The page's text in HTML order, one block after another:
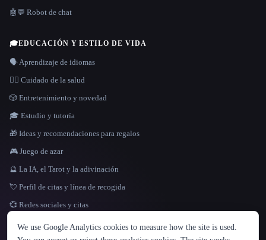
IDIOMA
English español Français Русский 简体中文
🤖💬 Robot de chat
🎓EDUCACIÓN Y ESTILO DE VIDA
🗣️ Aprendizaje de idiomas
👩‍⚕️ Cuidado de la salud
🎲 Entretenimiento y novedad
🎓 Estudio y tutoría
🎁 Ideas y recomendaciones para regalos
🎮 Juego de azar
🔮 La IA, el Tarot y la adivinación
💘 Perfil de citas y línea de recogida
💞 Redes sociales y citas
We use Google Analytics cookies to measure how the site is used.